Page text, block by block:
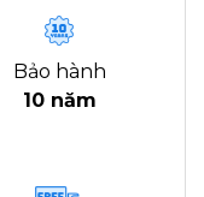
Bảo hành
10 năm